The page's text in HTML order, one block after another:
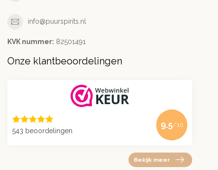
info@puurspirits.nl
KVK nummer: 82501491
Onze klantbeoordelingen
543 beoordelingen
9.5/10
Bekijk meer